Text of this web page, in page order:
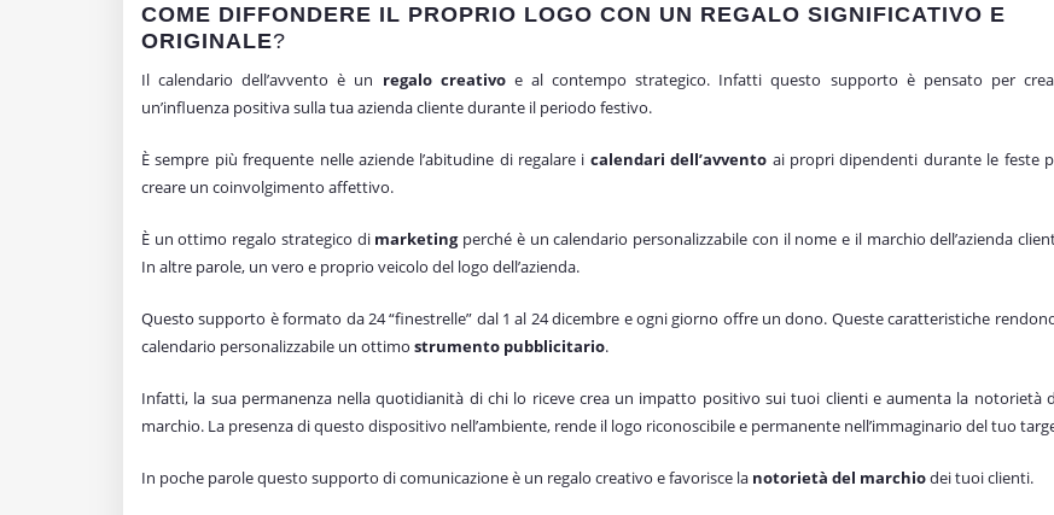
COME DIFFONDERE IL PROPRIO LOGO CON UN REGALO SIGNIFICATIVO E
ORIGINALE?
Il calendario dell’avvento è un regalo creativoe al contempo strategico. Infatti questo supporto è pensato per
un’influenza positiva sulla tua azienda cliente durante il periodo festivo.
È sempre più frequente nelle aziende l’abitudine di regalare i calendari dell’avvento ai propri dipendenti durante le feste
creare un coinvolgimento affettivo.
È un ottimo regalo strategico di marketingperché è un calendario personalizzabile con il nome e il marchio dell’azienda
In altre parole, un vero e proprio veicolo del logo dell’azienda.
Questo supporto è formato da 24 “finestrelle” dal 1 al 24 dicembre e ogni giorno offre un dono. Queste caratteristiche
calendario personalizzabile un ottimo strumento pubblicitario.
Infatti, la sua permanenza nella quotidianità di chi lo riceve crea un impatto positivo sui tuoi clienti e aumenta la notorietà
marchio. La presenza di questo dispositivo nell’ambiente, rende il logo riconoscibile e permanente nell’immaginario del tuo
In poche parole questo supporto di comunicazione è un regalo creativo e favorisce la notorietà del marchiodei tuoi clienti.